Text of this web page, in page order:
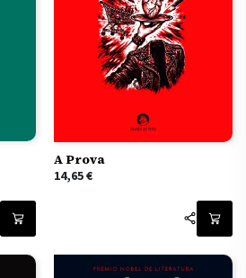
A Prova
14,65€